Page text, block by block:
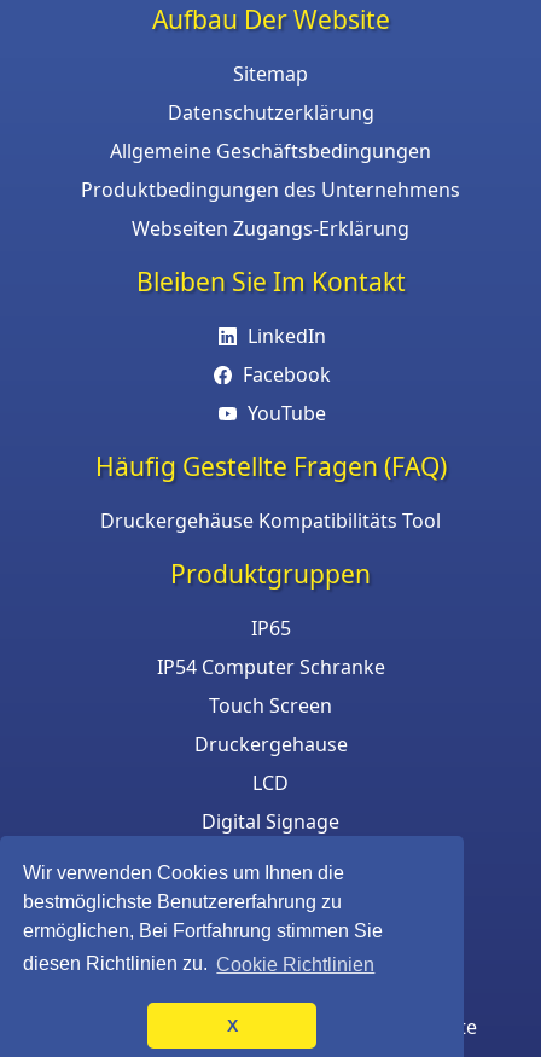
Wir verwenden Cookies um Ihnen die
bestmöglichste Benutzererfahrung zu
ermöglichen, Bei Fortfahrung stimmen Sie
diesen Richtlinien zu. Cookie Richtlinien
X
Aufbau Der Website
Sitemap
Datenschutzerklärung
Allgemeine Geschäftsbedingungen
Produktbedingungen des Unternehmens
Webseiten Zugangs-Erklärung
Bleiben Sie Im Kontakt
LinkedIn
Facebook
YouTube
Häufig Gestellte Fragen (FAQ)
Druckergehäuse Kompatibilitäts Tool
Produktgruppen
IP65
IP54 Computer Schranke
Touch Screen
Druckergehause
LCD
Digital Signage
Eigensichere Gehäuse
Tastatur und Maus
© Armagard Ltd. © Armagard B.V. Alle Rechte